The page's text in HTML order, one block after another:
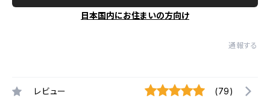
日本国内にお住まいの方向け
通報する
レビュー (79)